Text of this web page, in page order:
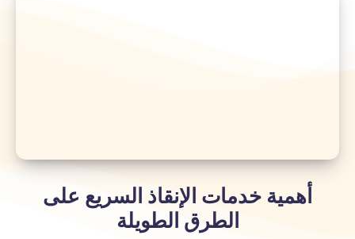
أهمية خدمات الإنقاذ السريع على
الطرق الطويلة